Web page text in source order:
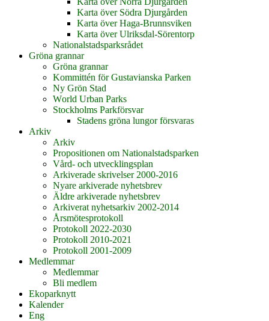
Karta över Södra Djurgården
Karta över Haga-Brunnsviken
Karta över Ulriksdal-Sörentorp
Nationalstadsparksrådet
Gröna grannar
Gröna grannar
Kommittén för Gustavianska Parken
Ny Grön Stad
World Urban Parks
Stockholms Parkförsvar
Stadens gröna lungor försvaras
Arkiv
Arkiv
Propositionen om Nationalstadsparken
Vård- och utvecklingsplan
Arkiverade skrivelser 2000-2016
Nyare arkiverade nyhetsbrev
Äldre arkiverade nyhetsbrev
Arkiverat nyhetsarkiv 2002-2014
Årsmötesprotokoll
Protokoll 2022-2030
Protokoll 2010-2021
Protokoll 2001-2009
Medlemmar
Medlemmar
Bli medlem
Ekoparknytt
Kalender
Eng